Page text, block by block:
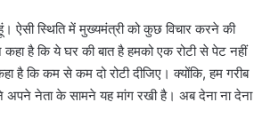
ऐसी स्थिति में मुख्यमंत्री को कुछ विचार करने की
है कि ये घर की बात है हमको एक रोटी से पेट नहीं
है कि कम से कम दो रोटी दीजिए। क्योंकि, हम गरीब
अपने नेता के सामने यह मांग रखी है। अब देना ना देना